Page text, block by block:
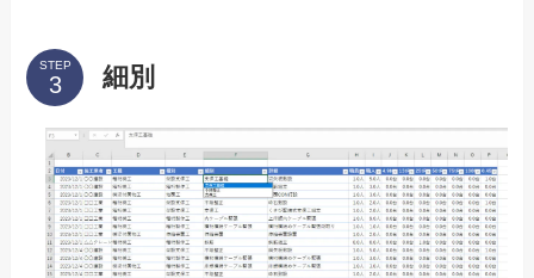
STEP 細別